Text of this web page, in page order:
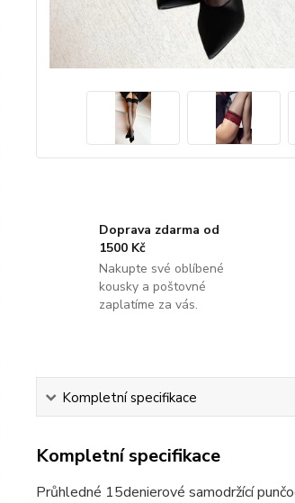
Doprava zdarma od
1500 Kč
Nakupte své oblíbené
kousky a poštovné
zaplatíme za vás.
Kompletní specifikace
Kompletní specifikace
Průhledné 15denierové samodržící